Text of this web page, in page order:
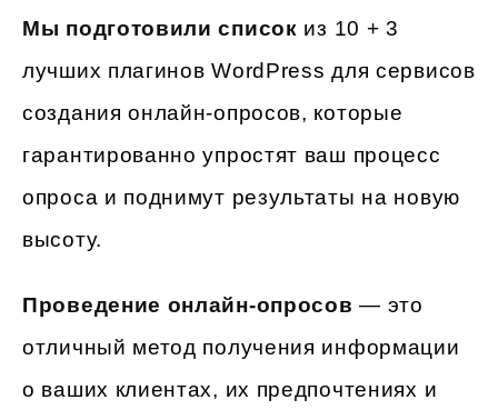
Мы подготовили список из 10 + 3
лучших плагинов WordPress для сервисов
создания онлайн-опросов, которые
гарантированно упростят ваш процесс
опроса и поднимут результаты на новую
высоту.
Проведение онлайн-опросов — это
отличный метод получения информации
о ваших клиентах, их предпочтениях и